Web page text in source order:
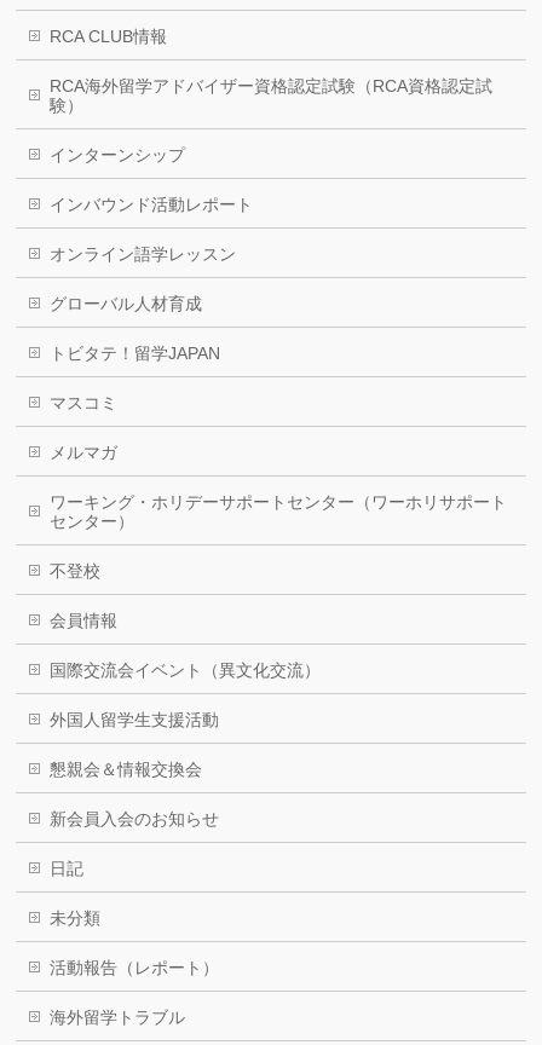
RCA CLUB情報
RCA海外留学アドバイザー資格認定試験（RCA資格認定試
験）
インターンシップ
インバウンド活動レポート
オンライン語学レッスン
グローバル人材育成
トビタテ！留学JAPAN
マスコミ
メルマガ
ワーキング・ホリデーサポートセンター（ワーホリサポート
センター）
不登校
会員情報
国際交流会イベント（異文化交流）
外国人留学生支援活動
懇親会＆情報交換会
新会員入会のお知らせ
日記
未分類
活動報告（レポート）
海外留学トラブル